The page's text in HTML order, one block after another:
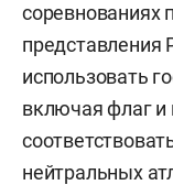
соревнованиях
представления
использовать
включая флаг
нейтральных